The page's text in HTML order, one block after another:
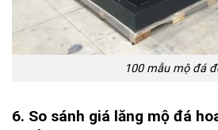
Rất cao
Cao
Thẩm mỹ
Giá